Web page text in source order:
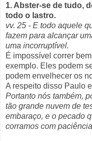
1. Abster-se de tudo,
todo o lastro.
vv. 25 - E todo aquele
fazem para alcançar
uma incorruptível.
É impossível correr
exemplo. Eles podem
podem envelhecer os
A respeito disso Paulo
Portanto nós também,
tão grande nuvem de
embaraço, e o pecado
corramos com